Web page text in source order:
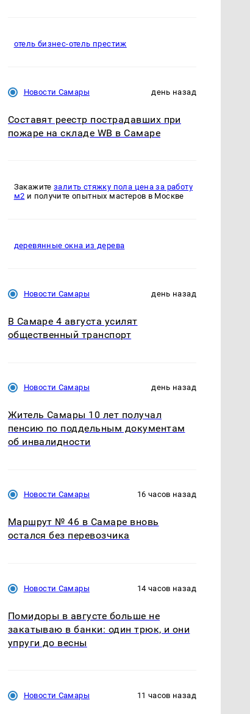
Не ешьте эту
магазина: список
В ОАЭ произошло
отель бизнес-отель престиж
Новости Самары день назад
Составят реестр пострадавших при
пожаре на складе WB в Самаре
Закажитезалить стяжку пола цена за работу
м2 и получите опытных мастеров в Москве
деревянные окна из дерева
Новости Самары день назад
В Самаре 4 августа усилят
общественный транспорт
Новости Самары день назад
Житель Самары 10 лет получал
пенсию по поддельным документам
об инвалидности
Новости Самары 16 часов назад
Маршрут № 46 в Самаре вновь
остался без перевозчика
Новости Самары 14 часов назад
Помидоры в августе больше не
закатываю в банки: один трюк, и они
упруги до весны
Новости Самары 11 часов назад